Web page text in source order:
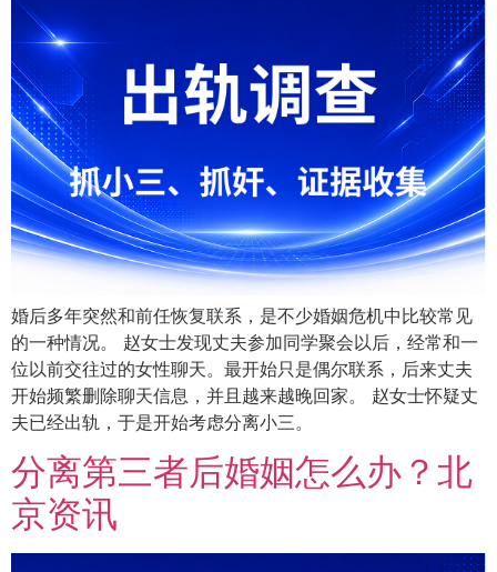
婚后多年突然和前任恢复联系，是不少婚姻危机中比较常见
的一种情况。 赵女士发现丈夫参加同学聚会以后，经常和一
位以前交往过的女性聊天。最开始只是偶尔联系，后来丈夫
开始频繁删除聊天信息，并且越来越晚回家。 赵女士怀疑丈
夫已经出轨，于是开始考虑分离小三。
分离第三者后婚姻怎么办？北
京资讯